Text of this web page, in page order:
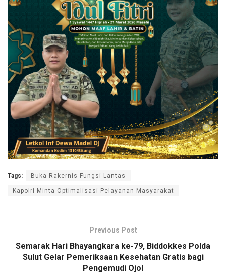
Tags: Buka Rakernis Fungsi Lantas
Kapolri Minta Optimalisasi Pelayanan Masyarakat
Previous Post
Semarak Hari Bhayangkara ke-79, Biddokkes Polda
Sulut Gelar Pemeriksaan Kesehatan Gratis bagi
Pengemudi Ojol